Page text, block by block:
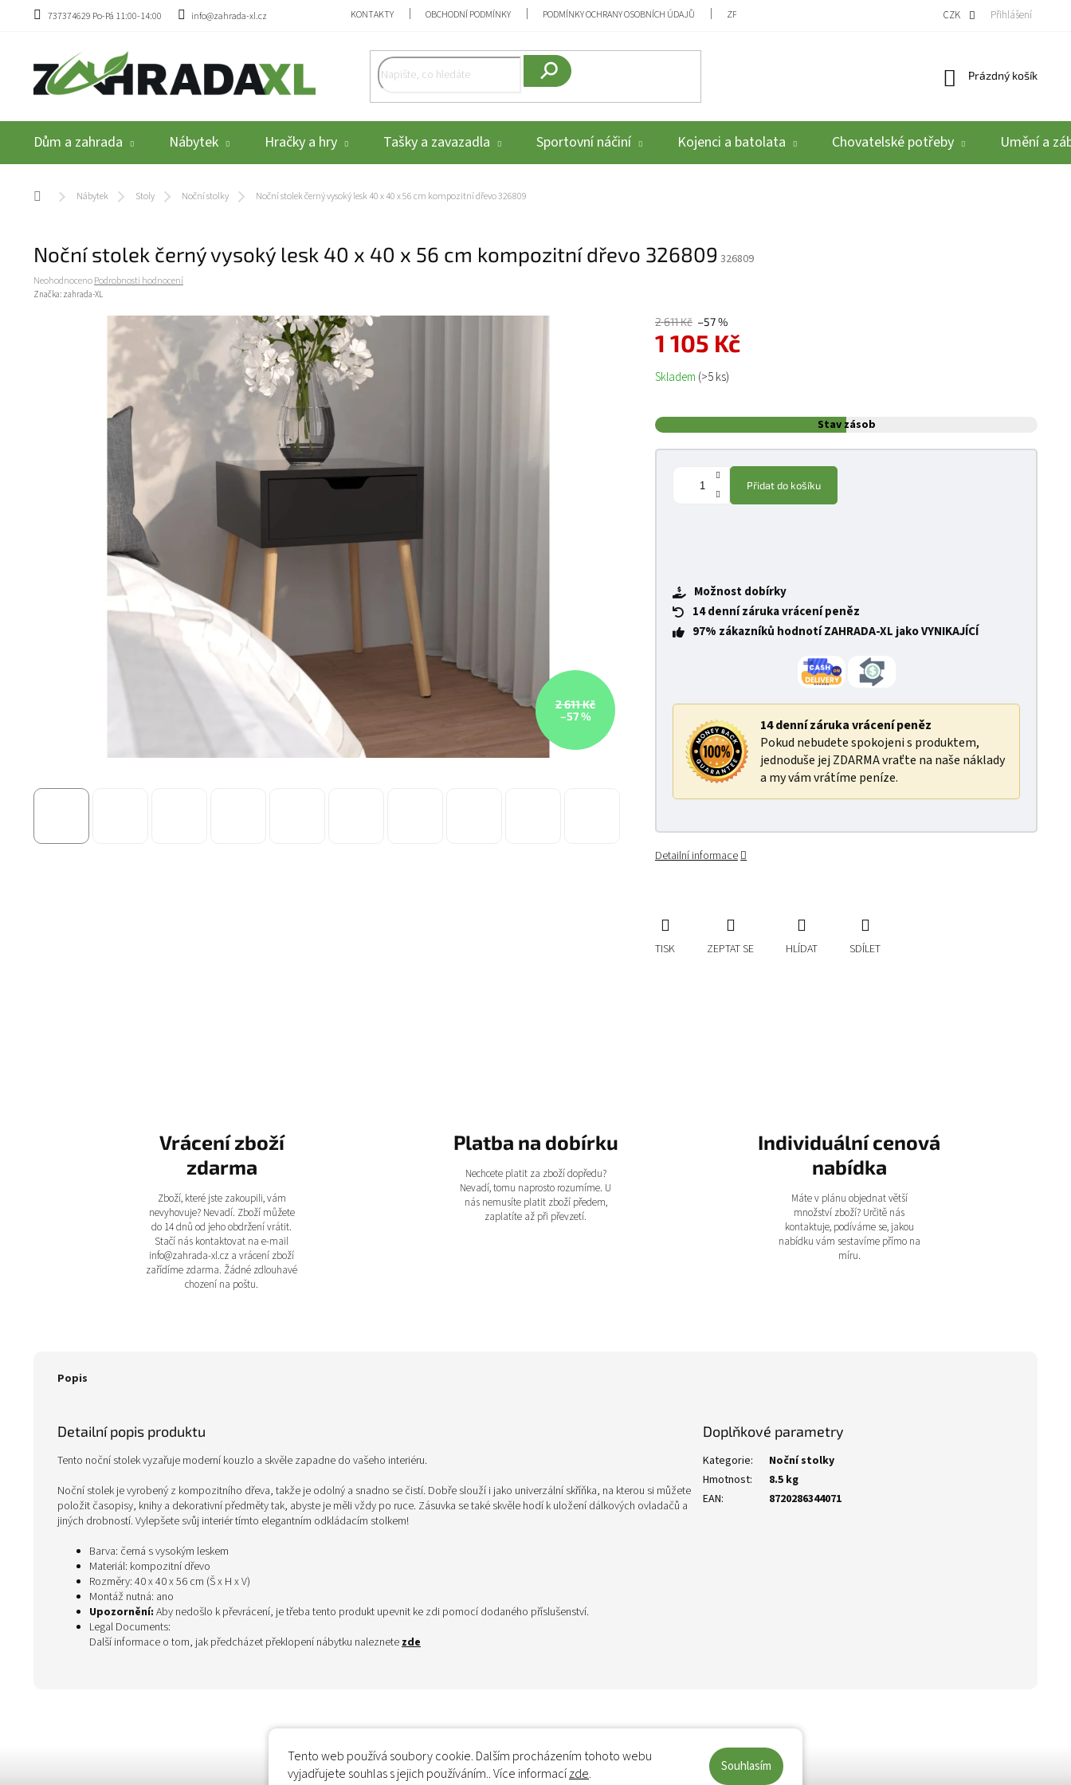
Tento web používá soubory cookie. Dalším procházením tohoto webu
vyjadřujete souhlas s jejich používáním.. Více informacízde. Souhlasím
Přejít na obsah
737374629 Po-Pá 11:00-14:00 info@zahrada-xl.cz KONTAKTY OBCHODNÍ PODMÍNKY PODMÍNKY OCHRANY OSOBNÍCH ÚDAJŮ ZPĚTNÝ ODBĚR VYSLOUŽILÝCH ELEKTROZAŘÍZENÍ / BATERIÍ REKLAMACE A
CZK Přihlášení
Nákupní košík
Prázdný košík
Dům a zahrada Nábytek Hračky a hry Tašky a zavazadla Sportovní náčiní Kojenci a batolata Chovatelské potřeby Umění a
Domů Nábytek Stoly Noční stolky Noční stolek černý vysoký lesk 40 x 40 x 56 cm kompozitní dřevo 326809
Noční stolek černý vysoký lesk 40 x 40 x 56 cm kompozitní dřevo 326809 326809
Průměrné hodnocení produktu je 0,0 z 5 hvězdiček.
NeohodnocenoPodrobnosti hodnocení
Značka: zahrada-XL
2 611 Kč
–57 %
2 611 Kč –57 %
1 105 Kč
Měrná cena:
Skladem (>5 ks)
Stav zásob
Přidat do košíku
Možnost dobírky
14 denní záruka vrácení peněz
97% zákazníků hodnotí ZAHRADA-XL jako VYNIKAJÍCÍ
14 denní záruka vrácení peněz
Pokud nebudete spokojeni s produktem,
jednoduše jej ZDARMA vraťte na naše náklady
a my vám vrátíme peníze.
Detailní informace
TISK ZEPTAT SE HLÍDAT SDÍLET
Vrácení zboží
zdarma
Zboží, které jste zakoupili, vám
nevyhovuje? Nevadí. Zboží můžete
do 14 dnů od jeho obdržení vrátit.
Stačí nás kontaktovat na e-mail
info@zahrada-xl.cz a vrácení zboží
zařídíme zdarma. Žádné zdlouhavé
chození na poštu.
Platba na dobírku
Nechcete platit za zboží dopředu?
Nevadí, tomu naprosto rozumíme. U
nás nemusíte platit zboží předem,
zaplatíte až při převzetí.
Individuální cenová
nabídka
Máte v plánu objednat větší
množství zboží? Určitě nás
kontaktuje, podíváme se, jakou
nabídku vám sestavíme přímo na
míru.
Popis
Detailní popis produktu
Tento noční stolek vyzařuje moderní kouzlo a skvěle zapadne do vašeho interiéru.
Noční stolek je vyrobený z kompozitního dřeva, takže je odolný a snadno se čistí. Dobře slouží i jako univerzální skříňka, na kterou si můžete
položit časopisy, knihy a dekorativní předměty tak, abyste je měli vždy po ruce. Zásuvka se také skvěle hodí k uložení dálkových ovladačů a
jiných drobností. Vylepšete svůj interiér tímto elegantním odkládacím stolkem!
Barva: černá s vysokým leskem
Materiál: kompozitní dřevo
Rozměry: 40 x 40 x 56 cm (Š x H x V)
Montáž nutná: ano
Upozornění: Aby nedošlo k převrácení, je třeba tento produkt upevnit ke zdi pomocí dodaného příslušenství.
Legal Documents:
Další informace o tom, jak předcházet překlopení nábytku naleznetezde
Doplňkové parametry
Kategorie:
Noční stolky
Hmotnost:
8.5 kg
EAN: 8720286344071